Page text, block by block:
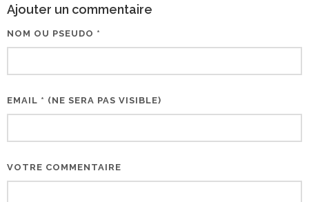
Ajouter un commentaire
NOM OU PSEUDO *
EMAIL * (NE SERA PAS VISIBLE)
VOTRE COMMENTAIRE